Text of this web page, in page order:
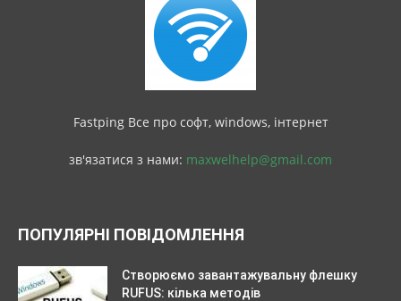
Fastping Все про софт, windows, інтернет
зв'язатися з нами: maxwelhelp@gmail.com
ПОПУЛЯРНІ ПОВІДОМЛЕННЯ
Створюємо завантажувальну флешку
RUFUS: кілька методів